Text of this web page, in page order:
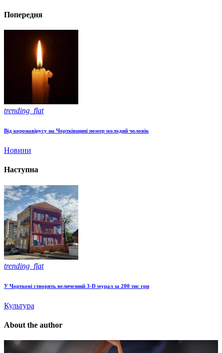
Попередня
trending_flat
Від коронавірусу на Чортківщині помер молодий чоловік
Новини
Наступна
trending_flat
У Чорткові створять величезний 3-D мурал за 200 тис грн
Культура
About the author